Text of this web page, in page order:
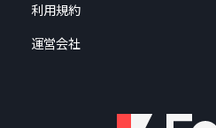
利用規約
運営会社